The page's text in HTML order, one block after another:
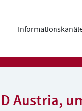
Austria,